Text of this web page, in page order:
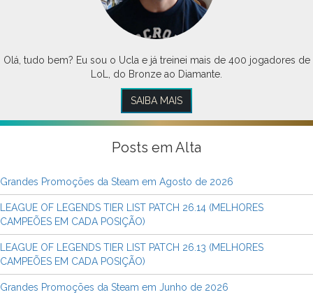
Olá, tudo bem? Eu sou o Ucla e já treinei mais de 400 jogadores de
LoL, do Bronze ao Diamante.
SAIBA MAIS
Posts em Alta
Grandes Promoções da Steam em Agosto de 2026
LEAGUE OF LEGENDS TIER LIST PATCH 26.14 (MELHORES
CAMPEÕES EM CADA POSIÇÃO)
LEAGUE OF LEGENDS TIER LIST PATCH 26.13 (MELHORES
CAMPEÕES EM CADA POSIÇÃO)
Grandes Promoções da Steam em Junho de 2026